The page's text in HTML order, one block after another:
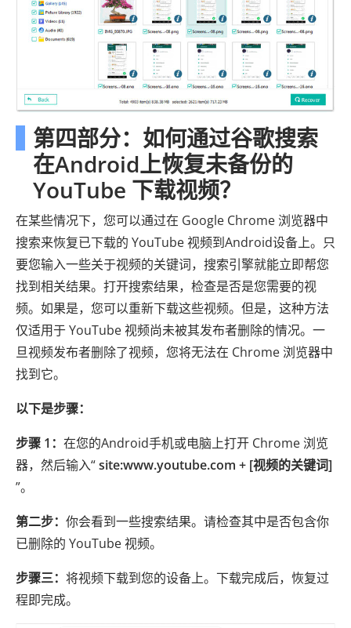
第四部分：如何通过谷歌搜索
在Android上恢复未备份的
YouTube 下载视频？
在某些情况下，您可以通过在 Google Chrome 浏览器中
搜索来恢复已下载的 YouTube 视频到Android设备上。只
要您输入一些关于视频的关键词，搜索引擎就能立即帮您
找到相关结果。打开搜索结果，检查是否是您需要的视
频。如果是，您可以重新下载这些视频。但是，这种方法
仅适用于 YouTube 视频尚未被其发布者删除的情况。一
旦视频发布者删除了视频，您将无法在 Chrome 浏览器中
找到它。
以下是步骤：
步骤 1： 在您的Android手机或电脑上打开 Chrome 浏览
器，然后输入“site:www.youtube.com + [视频的关键词]
”。
第二步： 你会看到一些搜索结果。请检查其中是否包含你
已删除的 YouTube 视频。
步骤三： 将视频下载到您的设备上。下载完成后，恢复过
程即完成。